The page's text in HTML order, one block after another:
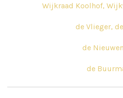
Wijkraad Koolhof,
de Vlieger,
de
de